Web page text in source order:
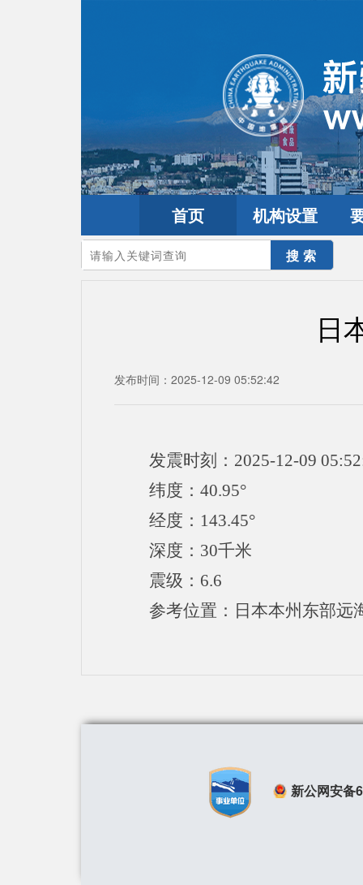
首页 机构设置
您的当前位置：首页>地震频道 全球震讯
日
发布时间：2025-12-09 05:52:42
发震时刻：2025-12-09
纬度：40.95°
经度：143.45°
深度：30千米
震级：6.6
参考位置：日本本州东部远
新公网安备